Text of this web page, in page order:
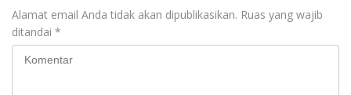
Alamat email Anda tidak akan dipublikasikan. Ruas yang wajib
ditandai *